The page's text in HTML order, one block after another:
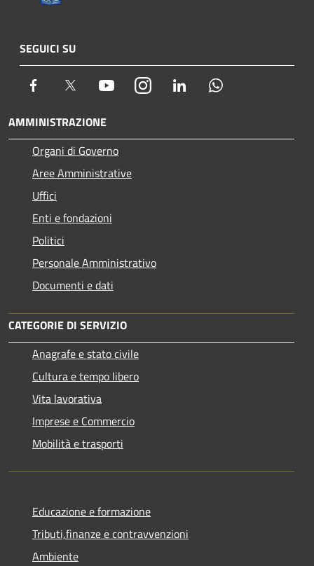
SEGUICI SU
Facebook Twitter YoutubeInstagram LinkedIn
AMMINISTRAZIONE
Organi di Governo
Aree Amministrative
Uffici
Enti e fondazioni
Politici
Personale Amministrativo
Documenti e dati
CATEGORIE DI SERVIZIO
Anagrafe e stato civile
Cultura e tempo libero
Vita lavorativa
Imprese e Commercio
Mobilità e trasporti
Educazione e formazione
Tributi,finanze e contravvenzioni
Ambiente